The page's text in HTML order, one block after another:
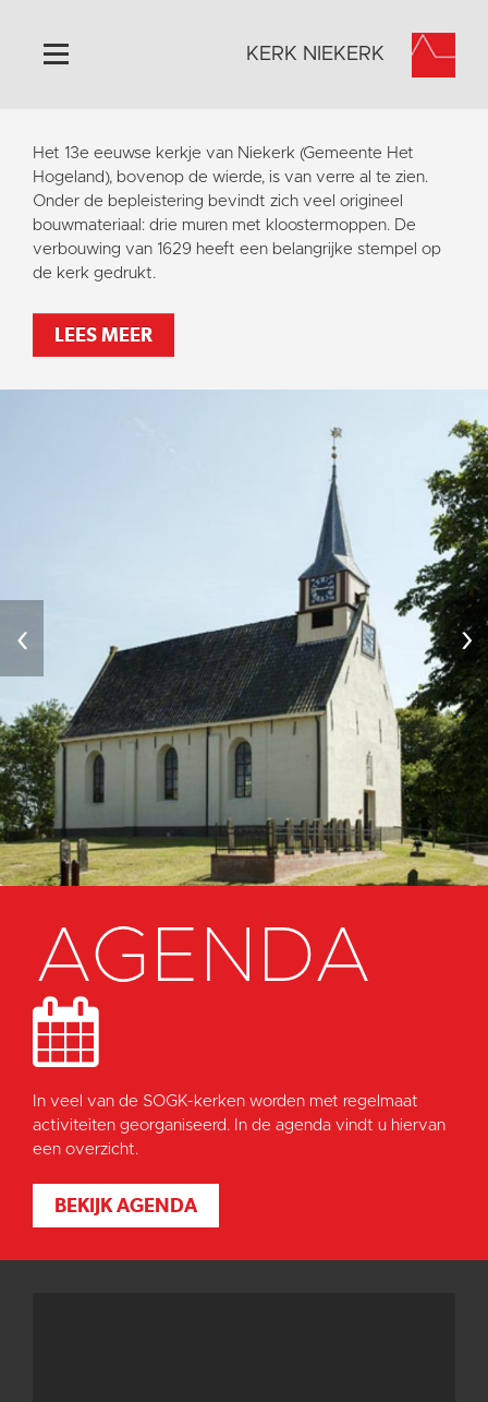
Home
Algemeen
Historie
Omgeving
Activiteiten
Steun ons
Contact
Vaktaal
KERK NIEKERK
Het 13e eeuwse kerkje van Niekerk (Gemeente Het
Hogeland), bovenop de wierde, is van verre al te zien.
Onder de bepleistering bevindt zich veel origineel
bouwmateriaal: drie muren met kloostermoppen. De
verbouwing van 1629 heeft een belangrijke stempel op
de kerk gedrukt.
LEES MEER
‹ ›
AGENDA
In veel van de SOGK-kerken worden met regelmaat
activiteiten georganiseerd. In de agenda vindt u hiervan
een overzicht.
BEKIJK AGENDA